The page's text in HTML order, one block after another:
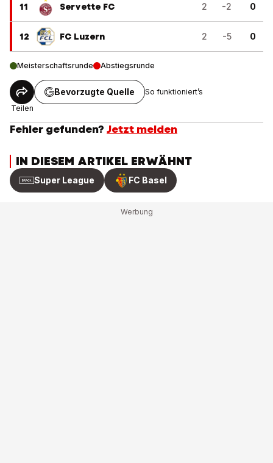
11 Servette FC 2 -2 0
12 FC Luzern 2 -5 0
Meisterschaftsrunde Abstiegsrunde
Teilen
Bevorzugte Quelle So funktioniert’s
Fehler gefunden? Jetzt melden
IN DIESEM ARTIKEL ERWÄHNT
Super League FC Basel